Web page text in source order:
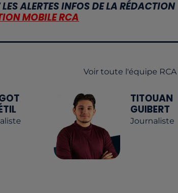
ALERTES INFOS DE LA RÉDACTION
MOBILE RCA
Voir toute l'équipe RCA
TITOUAN
GUIBERT
Journaliste